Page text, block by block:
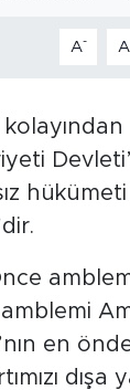
A- A
en
dışa